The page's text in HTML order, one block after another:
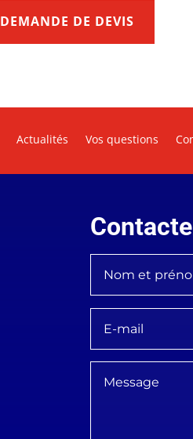
DEMANDE DE DEVIS
Actualités Vos questions